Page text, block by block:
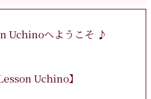
Uchinoへようこそ ♪
Uchino】